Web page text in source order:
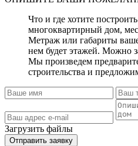
Что и где хотите
многоквартирный дом,
Метраж или габариты
нем будет этажей. Можно
Мы произведем
строительства и
Загрузить файлы